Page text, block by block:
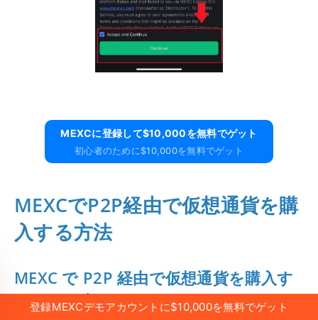
MEXCに​​登録して$10,000を無料でゲット
初心者のために$10,000を無料でゲット
MEXCでP2P経由で仮想通貨を購
入する方法
MEXC で P2P 経由で仮想通貨を購入す
る (ウェブサイト)
登録MEXCデモアカウントに$10,000を無料でゲット